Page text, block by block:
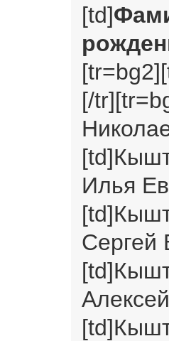
[td]
[/
Илья
Сергей